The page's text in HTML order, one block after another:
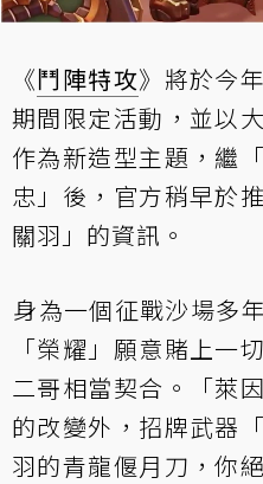
《鬥陣特攻》將於今
期間限定活動，並以
作為新造型主題，繼
忠」後，官方稍早於
關羽」的資訊。
身為一個征戰沙場多
「榮耀」願意賭上一
二哥相當契合。「萊
的改變外，招牌武器
羽的青龍偃月刀，你